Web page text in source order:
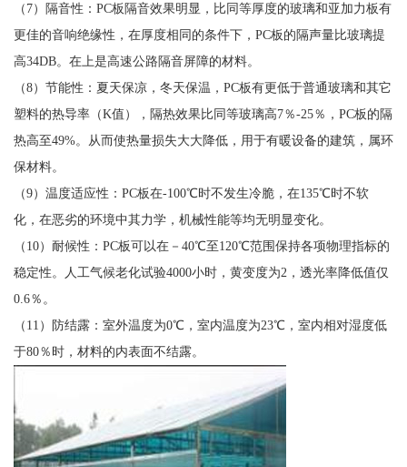
（7）隔音性：PC板隔音效果明显，比同等厚度的玻璃和亚加力板有
更佳的音响绝缘性，在厚度相同的条件下，PC板的隔声量比玻璃提
高34DB。在上是高速公路隔音屏障的材料。
（8）节能性：夏天保凉，冬天保温，PC板有更低于普通玻璃和其它
塑料的热导率（K值），隔热效果比同等玻璃高7％-25％，PC板的隔
热高至49%。从而使热量损失大大降低，用于有暖设备的建筑，属环
保材料。
（9）温度适应性：PC板在-100℃时不发生冷脆，在135℃时不软
化，在恶劣的环境中其力学，机械性能等均无明显变化。
（10）耐候性：PC板可以在－40℃至120℃范围保持各项物理指标的
稳定性。人工气候老化试验4000小时，黄变度为2，透光率降低值仅
0.6％。
（11）防结露：室外温度为0℃，室内温度为23℃，室内相对湿度低
于80％时，材料的内表面不结露。